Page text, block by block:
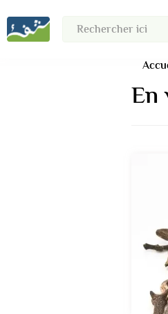
Rechercher ici
En